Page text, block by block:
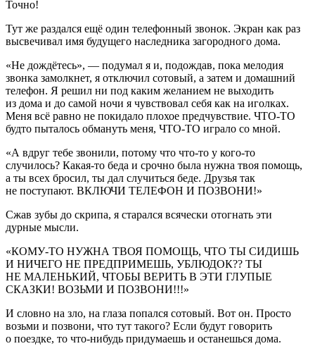
Точно!
Тут же раздался ещё один телефонный звонок. Экран как раз
высвечивал имя будущего наследника загородного дома.
«Не дождётесь», — подумал я и, подождав, пока мелодия
звонка замолкнет, я отключил сотовый, а затем и домашний
телефон. Я решил ни под каким желанием не выходить
из дома и до самой ночи я чувствовал себя как на иголках.
Меня всё равно не покидало плохое предчувствие. ЧТО-ТО
будто пыталось обмануть меня, ЧТО-ТО играло со мной.
«А вдруг тебе звонили, потому что что-то у кого-то
случилось? Какая-то беда и срочно была нужна твоя помощь,
а ты всех бросил, ты дал случиться беде. Друзья так
не поступают. ВКЛЮЧИ ТЕЛЕФОН И ПОЗВОНИ!»
Сжав зубы до скрипа, я старался всячески отогнать эти
дурные мысли.
«КОМУ-ТО НУЖНА ТВОЯ ПОМОЩЬ, ЧТО ТЫ СИДИШЬ
И НИЧЕГО НЕ ПРЕДПРИМЕШЬ, УБЛЮДОК?? ТЫ
НЕ МАЛЕНЬКИЙ, ЧТОБЫ ВЕРИТЬ В ЭТИ ГЛУПЫЕ
СКАЗКИ! ВОЗЬМИ И ПОЗВОНИ!!!»
И словно на зло, на глаза попался сотовый. Вот он. Просто
возьми и позвони, что тут такого? Если будут говорить
о поездке, то что-нибудь придумаешь и останешься дома.